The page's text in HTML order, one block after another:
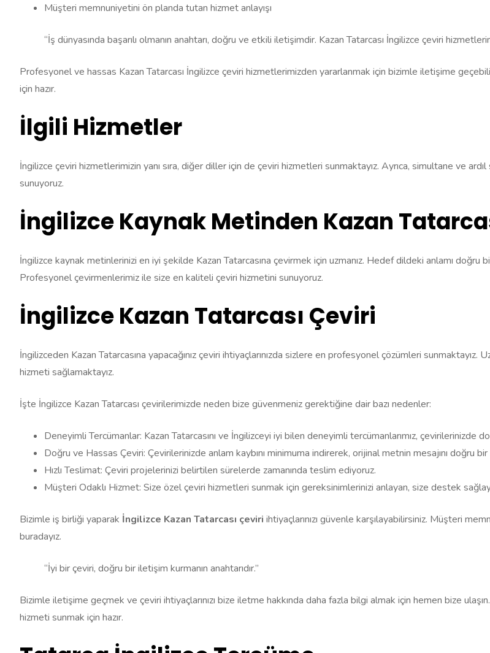
Müşteri memnuniyetini ön planda tutan hizmet anlayışı
“İş dünyasında başarılı olmanın anahtarı, doğru ve etkili iletişimdir. Kazan Tatarcası İngilizce çeviri
Profesyonel ve hassas Kazan Tatarcası İngilizce çeviri hizmetlerimizden yararlanmak için bizimle iletişime
için hazır.
İlgili Hizmetler
İngilizce çeviri hizmetlerimizin yanı sıra, diğer diller için de çeviri hizmetleri sunmaktayız. Ayrıca, simultane ve
sunuyoruz.
İngilizce Kaynak Metinden Kazan
İngilizce kaynak metinlerinizi en iyi şekilde Kazan Tatarcasına çevirmek için uzmanız. Hedef dildeki anlamı
Profesyonel çevirmenlerimiz ile size en kaliteli çeviri hizmetini sunuyoruz.
İngilizce Kazan Tatarcası Çeviri
İngilizceden Kazan Tatarcasına yapacağınız çeviri ihtiyaçlarınızda sizlere en profesyonel çözümleri sunmaktayız.
hizmeti sağlamaktayız.
İşte İngilizce Kazan Tatarcası çevirilerimizde neden bize güvenmeniz gerektiğine dair bazı nedenler:
Deneyimli Tercümanlar: Kazan Tatarcasını ve İngilizceyi iyi bilen deneyimli tercümanlarımız, çevirilerinizde
Doğru ve Hassas Çeviri: Çevirilerinizde anlam kaybını minimuma indirerek, orijinal metnin mesajını doğru
Hızlı Teslimat: Çeviri projelerinizi belirtilen sürelerde zamanında teslim ediyoruz.
Müşteri Odaklı Hizmet: Size özel çeviri hizmetleri sunmak için gereksinimlerinizi anlayan, size destek
Bizimle iş birliği yaparak İngilizce Kazan Tatarcası çeviri ihtiyaçlarınızı güvenle karşılayabilirsiniz. Müşteri
buradayız.
“İyi bir çeviri, doğru bir iletişim kurmanın anahtarıdır.”
Bizimle iletişime geçmek ve çeviri ihtiyaçlarınızı bize iletme hakkında daha fazla bilgi almak için hemen bize ulaşın.
hizmeti sunmak için hazır.